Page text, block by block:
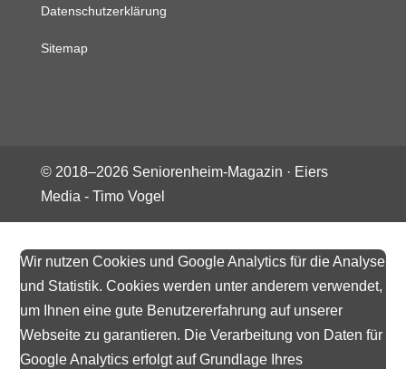
Datenschutzerklärung
Sitemap
© 2018–2026Seniorenheim-Magazin · Eiers
Media - Timo Vogel
Wir nutzen Cookies und Google Analytics für die Analyse
und Statistik. Cookies werden unter anderem verwendet,
um Ihnen eine gute Benutzererfahrung auf unserer
Webseite zu garantieren. Die Verarbeitung von Daten für
Google Analytics erfolgt auf Grundlage Ihres